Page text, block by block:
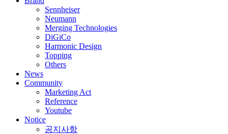
Sennheiser
Neumann
Merging Technologies
DiGiCo
Harmonic Design
Topping
Others
News
Community
Marketing Act
Reference
Youtube
Notice
공지사항